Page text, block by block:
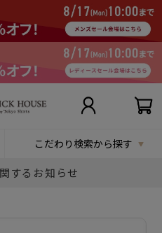
こだわり検索から探す
するお知らせ